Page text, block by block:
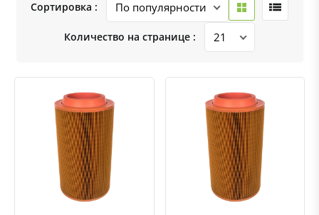
Сортировка :
Количество на странице :
Быстрый просмотрДобавить к сравнению
Добавить в избранное Быстрый просмотрДобавить к сравнению
Добавить в избранное